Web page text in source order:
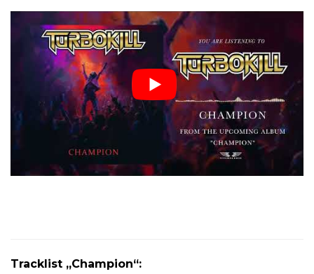
Tracklist „Champion“: